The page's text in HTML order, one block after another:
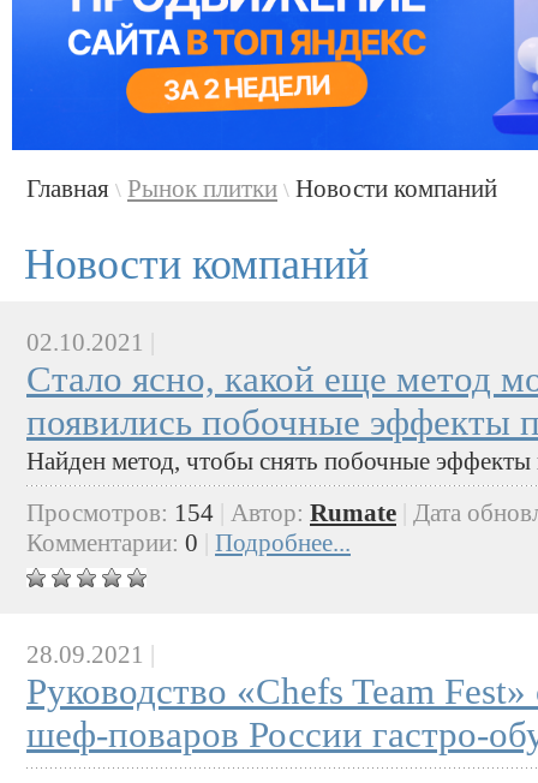
Главная \ Рынок плитки \ Новости компаний
Новости компаний
02.10.2021
Стало ясно, какой еще метод
появились побочные эффекты
Найден метод, чтобы снять побочные эффекты
Просмотров: 154 Автор: Rumate
Дата
Комментарии: 0 Подробнее...
28.09.2021 |
Руководство «Chefs Team
шеф-поваров России гастро-